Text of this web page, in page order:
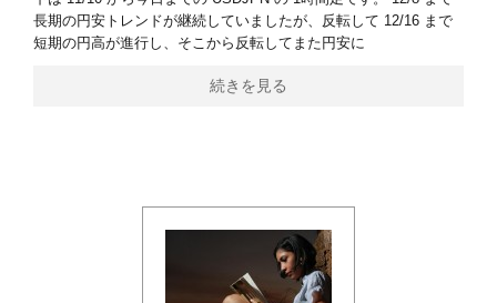
長期の円安トレンドが継続していましたが、反転して 12/16 まで
短期の円高が進行し、そこから反転してまた円安に
続きを見る